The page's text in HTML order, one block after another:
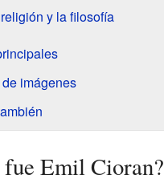
y la filosofía
imágenes
fue Emil Cioran?